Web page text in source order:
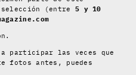
selección (entre 5 y 10
participar las veces que
fotos antes, puedes